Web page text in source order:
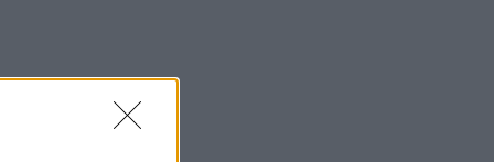
Σοκαριστικά στοιχεία άφησε πίσω της
η μέγα-πυρκαγιά στην Αττικοβοιωτία